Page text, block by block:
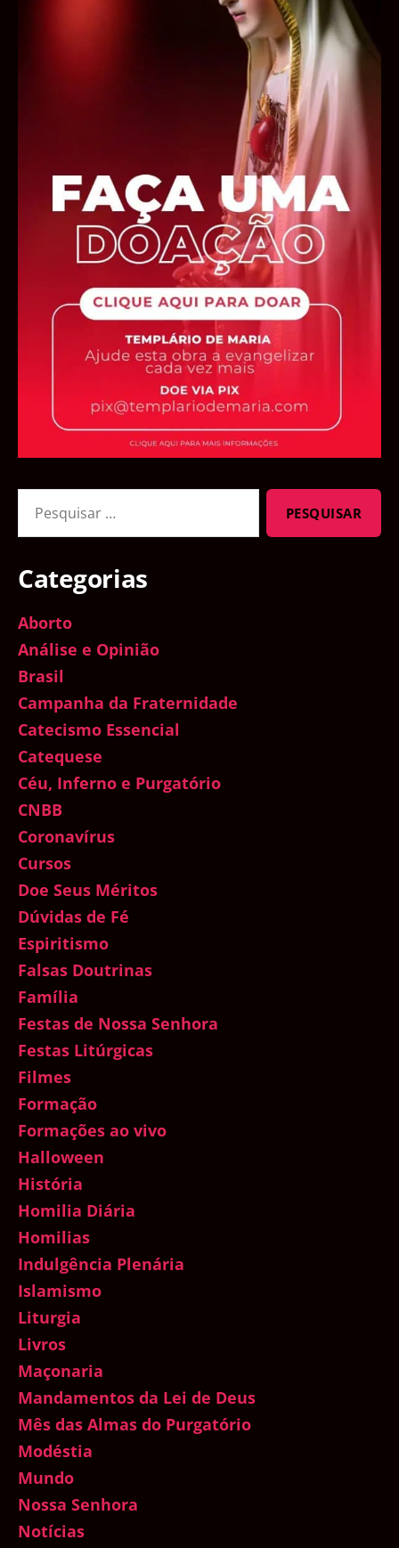
por:
Categorias
Aborto
Análise e Opinião
Brasil
Campanha da Fraternidade
Catecismo Essencial
Catequese
Céu, Inferno e Purgatório
CNBB
Coronavírus
Cursos
Doe Seus Méritos
Dúvidas de Fé
Espiritismo
Falsas Doutrinas
Família
Festas de Nossa Senhora
Festas Litúrgicas
Filmes
Formação
Formações ao vivo
Halloween
História
Homilia Diária
Homilias
Indulgência Plenária
Islamismo
Liturgia
Livros
Maçonaria
Mandamentos da Lei de Deus
Mês das Almas do Purgatório
Modéstia
Mundo
Nossa Senhora
Notícias